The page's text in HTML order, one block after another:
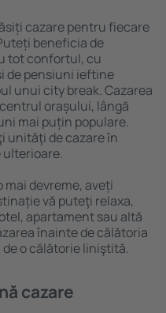
cazare pentru fiecare
beneficia de
tot confortul, cu
de pensiuni ieftine
unui city break. Cazarea
orașului, lângă
mai puțin populare.
unităţi de cazare în
ulterioare.
mai devreme, aveți
vă puteţi relaxa,
apartament sau altă
înainte de călătoria
o călătorie liniştită.
cazare